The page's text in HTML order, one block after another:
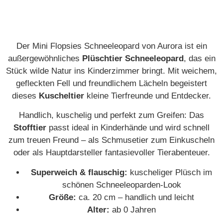
Der Mini Flopsies Schneeleopard von Aurora ist ein
außergewöhnliches Plüschtier Schneeleopard, das ein
Stück wilde Natur ins Kinderzimmer bringt. Mit weichem,
gefleckten Fell und freundlichem Lächeln begeistert
dieses Kuscheltier kleine Tierfreunde und Entdecker.
Handlich, kuschelig und perfekt zum Greifen: Das
Stofftier passt ideal in Kinderhände und wird schnell
zum treuen Freund – als Schmusetier zum Einkuscheln
oder als Hauptdarsteller fantasievoller Tierabenteuer.
Superweich & flauschig: kuscheliger Plüsch im
schönen Schneeleoparden-Look
Größe: ca. 20 cm – handlich und leicht
Alter: ab 0 Jahren